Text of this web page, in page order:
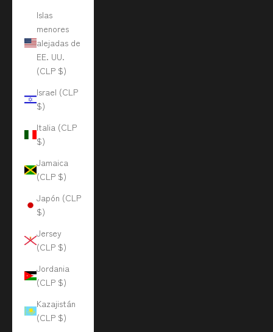
Islas
menores
alejadas de
EE. UU.
(CLP $)
Israel (CLP
$)
Italia (CLP
$)
Jamaica
(CLP $)
Japón (CLP
$)
Jersey
(CLP $)
Jordania
(CLP $)
Kazajistán
(CLP $)